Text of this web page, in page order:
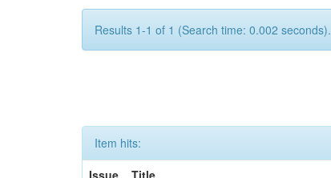
Results 1-1 of 1 (Search time: 0.002 seconds).
Item hits:
Issue
Title